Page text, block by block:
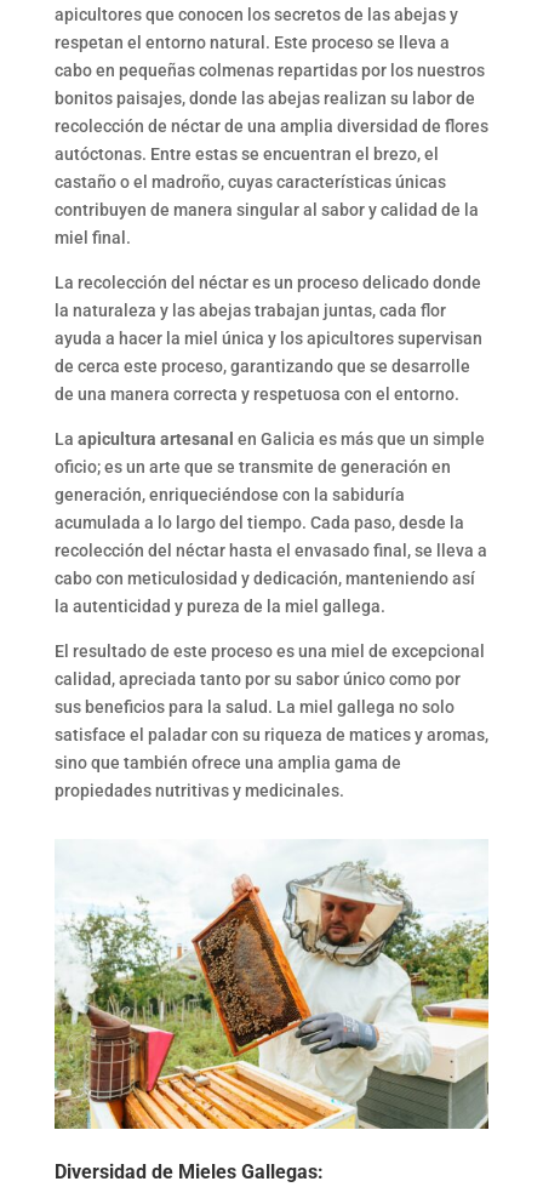
apicultores que conocen los secretos de las abejas y
respetan el entorno natural. Este proceso se lleva a
cabo en pequeñas colmenas repartidas por los nuestros
bonitos paisajes, donde las abejas realizan su labor de
recolección de néctar de una amplia diversidad de flores
autóctonas. Entre estas se encuentran el brezo, el
castaño o el madroño, cuyas características únicas
contribuyen de manera singular al sabor y calidad de la
miel final.
La recolección del néctar es un proceso delicado donde
la naturaleza y las abejas trabajan juntas, cada flor
ayuda a hacer la miel única y los apicultores supervisan
de cerca este proceso, garantizando que se desarrolle
de una manera correcta y respetuosa con el entorno.
La apicultura artesanal en Galicia es más que un simple
oficio; es un arte que se transmite de generación en
generación, enriqueciéndose con la sabiduría
acumulada a lo largo del tiempo. Cada paso, desde la
recolección del néctar hasta el envasado final, se lleva a
cabo con meticulosidad y dedicación, manteniendo así
la autenticidad y pureza de la miel gallega.
El resultado de este proceso es una miel de excepcional
calidad, apreciada tanto por su sabor único como por
sus beneficios para la salud. La miel gallega no solo
satisface el paladar con su riqueza de matices y aromas,
sino que también ofrece una amplia gama de
propiedades nutritivas y medicinales.
Diversidad de Mieles Gallegas: